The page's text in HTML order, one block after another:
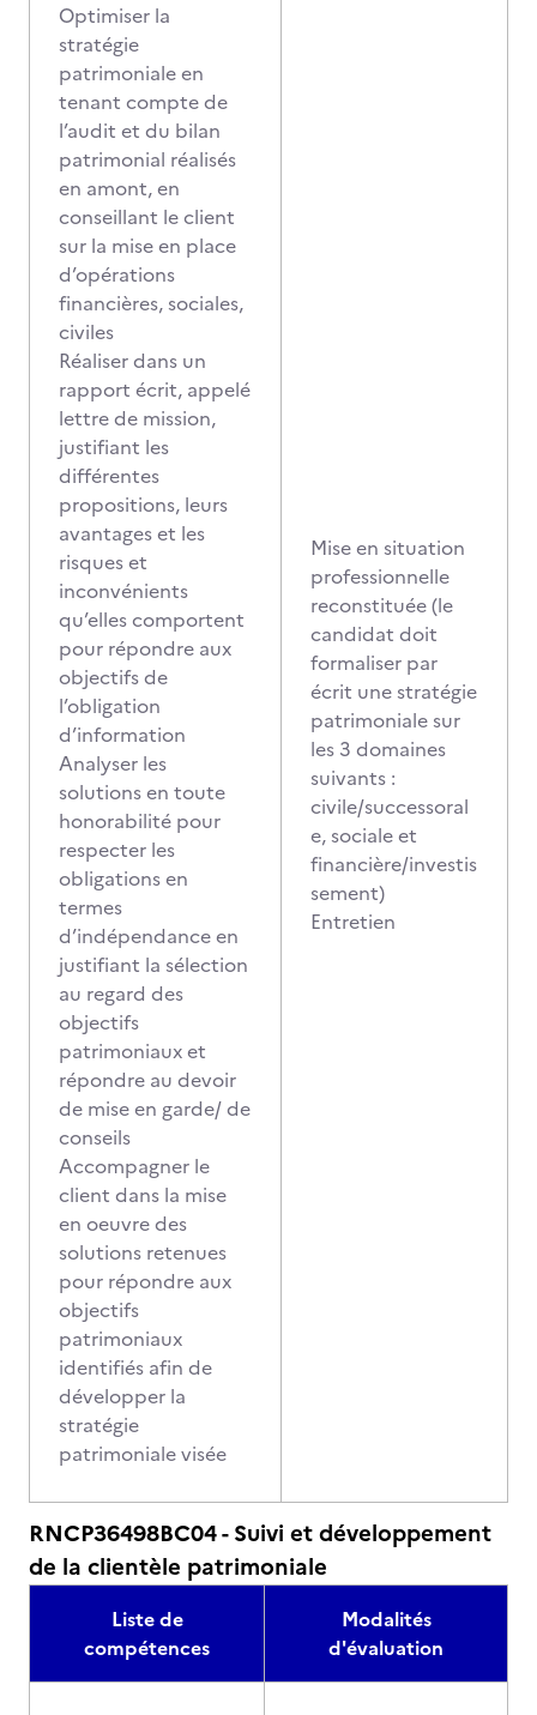
Optimiser la
stratégie
patrimoniale en
tenant compte de
l’audit et du bilan
patrimonial réalisés
en amont, en
conseillant le client
sur la mise en place
d’opérations
financières, sociales,
civiles
Réaliser dans un
rapport écrit, appelé
lettre de mission,
justifiant les
différentes
propositions, leurs
avantages et les
risques et
inconvénients
qu’elles comportent
pour répondre aux
objectifs de
l’obligation
d’information
Analyser les
solutions en toute
honorabilité pour
respecter les
obligations en
termes
d’indépendance en
justifiant la sélection
au regard des
objectifs
patrimoniaux et
répondre au devoir
de mise en garde/ de
conseils
Accompagner le
client dans la mise
en oeuvre des
solutions retenues
pour répondre aux
objectifs
patrimoniaux
identifiés afin de
développer la
stratégie
patrimoniale visée
Mise en situation
professionnelle
reconstituée (le
candidat doit
formaliser par
écrit une stratégie
patrimoniale sur
les 3 domaines
suivants :
civile/successoral
e, sociale et
financière/investis
sement)
Entretien
RNCP36498BC04 - Suivi et développement
de la clientèle patrimoniale
Liste de
compétences
Modalités
d'évaluation